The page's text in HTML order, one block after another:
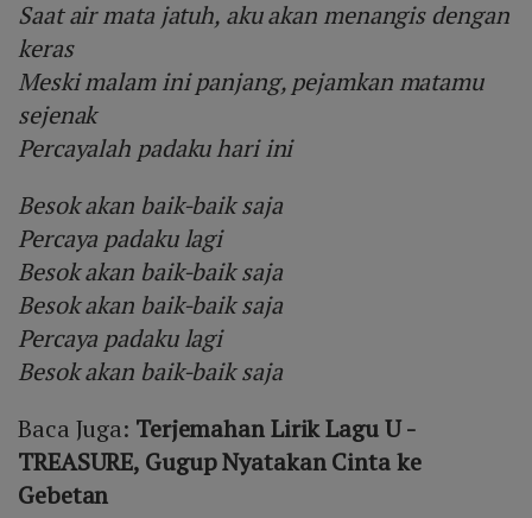
Saat air mata jatuh, aku akan menangis dengan
keras
Meski malam ini panjang, pejamkan matamu
sejenak
Percayalah padaku hari ini
Besok akan baik-baik saja
Percaya padaku lagi
Besok akan baik-baik saja
Besok akan baik-baik saja
Percaya padaku lagi
Besok akan baik-baik saja
Baca Juga: Terjemahan Lirik Lagu U -
TREASURE, Gugup Nyatakan Cinta ke
Gebetan